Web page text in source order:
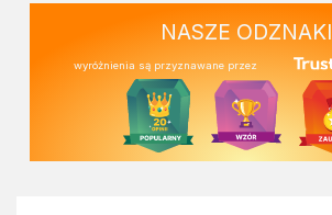
NASZE ODZNAKI
wyróżnienia są przyznawane przez